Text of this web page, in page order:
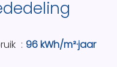
96 kWh/m²·jaar